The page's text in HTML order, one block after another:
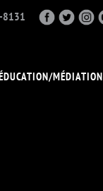
8131
MÉDIATION